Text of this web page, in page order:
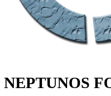
NEPTUNOS